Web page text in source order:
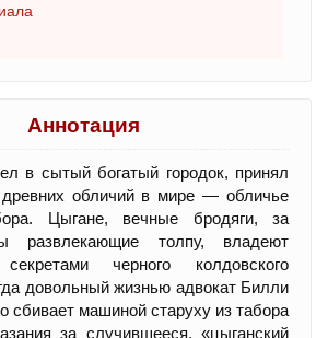
Аннотация
в сытый богатый городок, принял
обличий в мире — обличье
Цыгане, вечные бродяги, за
развлекающие толпу, владеют
черного колдовского
довольный жизнью адвокат Билли
сбивает машиной старуху из табора
за случившееся, «цыганский